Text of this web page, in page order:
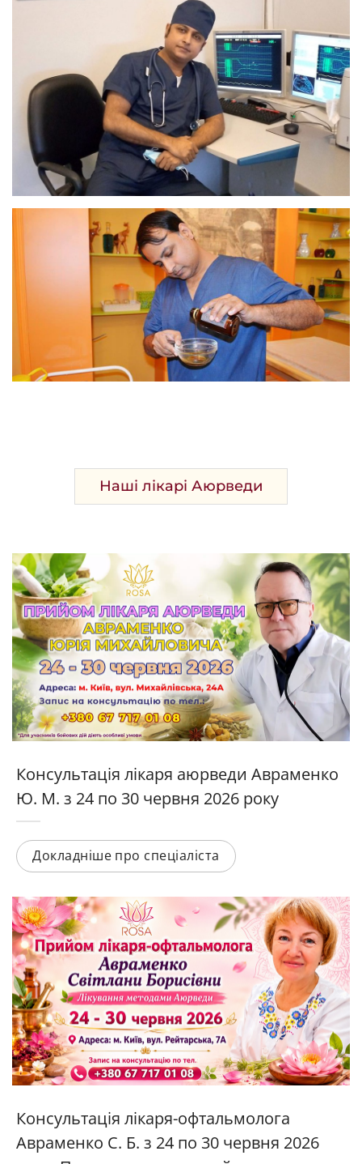
Наші лікарі Аюрведи
Консультація лікаря аюрведи Авраменко
Ю. М. з 24 по 30 червня 2026 року
Докладніше про спеціаліста
Консультація лікаря-офтальмолога
Авраменко С. Б. з 24 по 30 червня 2026